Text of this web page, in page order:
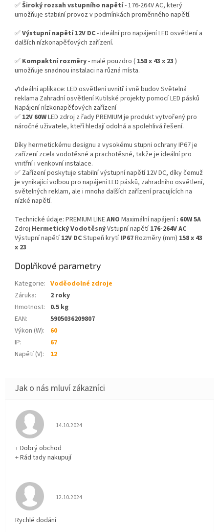
✅Široký rozsah vstupního napětí- 176-264V AC, který
umožňuje stabilní provoz v podmínkách proměnného napětí.
✅Výstupní napětí 12V DC- ideální pro napájení LED osvětlení a
dalších nízkonapěťových zařízení.
✅ Kompaktní rozměry- malé pouzdro ( 158 x 43 x 23 )
umožňuje snadnou instalaci na různá místa.
✔️Ideální aplikace: LED osvětlení uvnitř i vně budov Světelná
reklama Zahradní osvětlení Kutilské projekty pomocí LED pásků
Napájení nízkonapěťových zařízení
✅ 12V 60WLED zdroj z řady PREMIUM je produkt vytvořený pro
náročné uživatele, kteří hledají odolná a spolehlivá řešení.
Díky hermetickému designu a vysokému stupni ochrany IP67 je
zařízení zcela vodotěsné a prachotěsné, takže je ideální pro
vnitřní i venkovní instalace.
✅ Zařízení poskytuje stabilní výstupní napětí 12V DC, díky čemuž
je vynikající volbou pro napájení LED pásků, zahradního osvětlení,
světelných reklam, ale i mnoha dalších zařízení pracujících na
nízké napětí.
Technické údaje: PREMIUM LINEANO Maximální napájení: 60W 5A
Zdroj Hermetický VodotěsnýVstupní napětí176-264V AC
Výstupní napětí12V DCStupeň krytíIP67Rozměry (mm) 158 x 43
x 23
Doplňkové parametry
Kategorie: Voděodolné zdroje
Záruka:
2 roky
Hmotnost:
0.5 kg
EAN:
5905036209807
Výkon (W):
60
IP:
67
Napětí (V): 12
Hodnocení obchodu je 5 z 5 hvězdiček.
14.10.2024
+ Dobrý obchod
+ Rád tady nakupují
Hodnocení obchodu je 5 z 5 hvězdiček.
12.10.2024
Rychlé dodání